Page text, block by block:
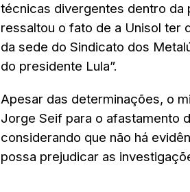
técnicas divergentes dentro da
ressaltou o fato de a Unisol ter
da sede do Sindicato dos
do presidente Lula”.
Apesar das determinações, o
Jorge Seif para o afastamento
considerando que não há
possa prejudicar as